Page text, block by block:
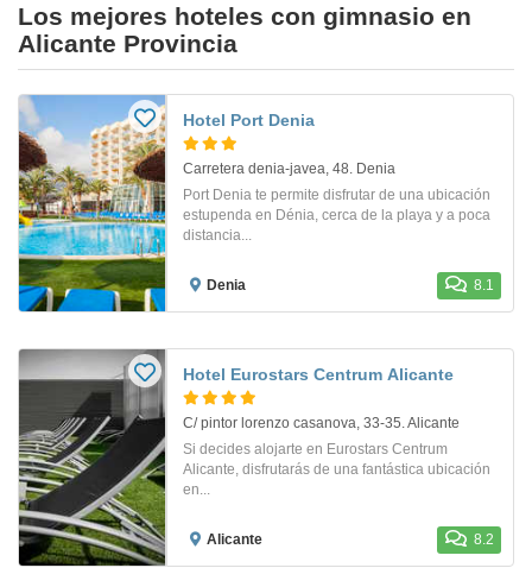
Los mejores hoteles con gimnasio en
Alicante Provincia
Hotel Port Denia
Carretera denia-javea, 48. Denia
Port Denia te permite disfrutar de una ubicación
estupenda en Dénia, cerca de la playa y a poca
distancia...
Denia 8.1
Hotel Eurostars Centrum Alicante
C/ pintor lorenzo casanova, 33-35. Alicante
Si decides alojarte en Eurostars Centrum
Alicante, disfrutarás de una fantástica ubicación
en...
Alicante 8.2